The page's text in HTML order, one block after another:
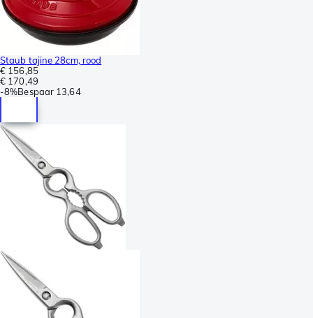
Staub tajine 28cm, rood
€ 156,85
€ 170,49
-8%Bespaar 13,64